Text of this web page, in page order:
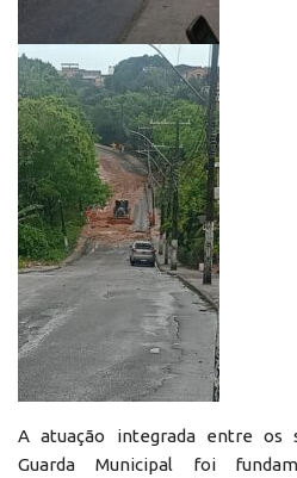
A atuação integrada entre os
Guarda Municipal foi